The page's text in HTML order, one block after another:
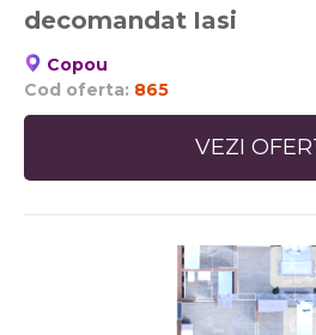
decomandat Iasi
Copou
Cod oferta: 865
VEZI